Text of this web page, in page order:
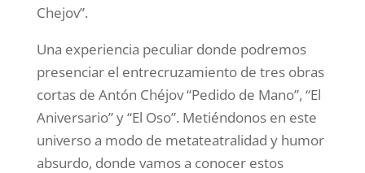
Chejov”.
Una experiencia peculiar donde podremos
presenciar el entrecruzamiento de tres obras
cortas de Antón Chéjov “Pedido de Mano”, “El
Aniversario” y “El Oso”. Metiéndonos en este
universo a modo de metateatralidad y humor
absurdo, donde vamos a conocer estos